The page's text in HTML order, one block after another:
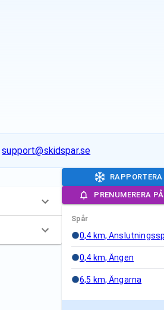
support@skidspar.se
PRENUMERERA
Spår
0,4 km,
0,4 km, Ängen
6,5 km, Ängarna